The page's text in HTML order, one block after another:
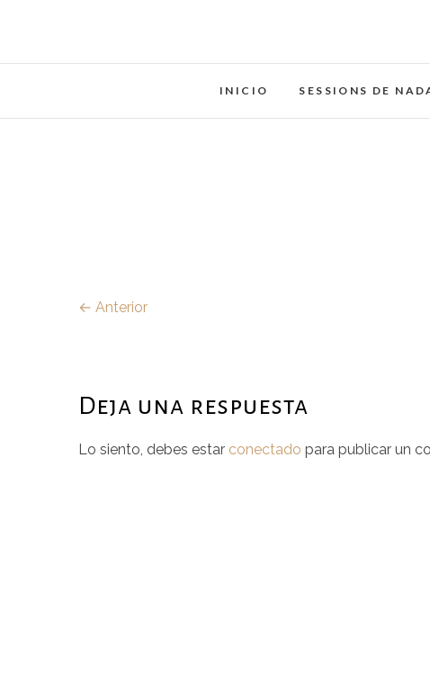
contenido
INICIO SESSIONS DE
← Anterior
Deja una respuesta
Lo siento, debes estar conectado para publicar un